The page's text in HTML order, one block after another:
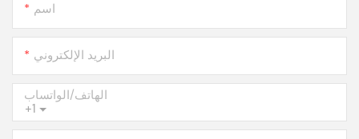
اسم
البريد الإلكتروني
+1
الهاتف/الواتساب